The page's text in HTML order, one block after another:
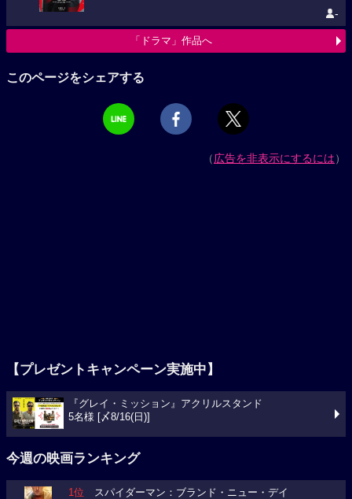
-
「ドラマ」作品へ
このページをシェアする
（広告を非表示にするには）
【プレゼントキャンペーン実施中】
『グレイ・ミッション』アクリルスタンド
5名様 [〆8/16(日)]
今週の映画ランキング
1位 スパイダーマン：ブランド・ニュー・デイ